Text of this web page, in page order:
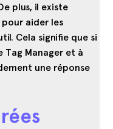
plus, il existe
aider les
Cela signifie que si
Tag Manager et à
une réponse